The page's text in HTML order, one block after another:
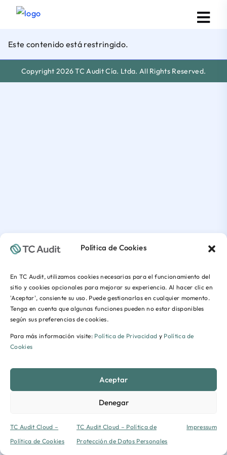
Política de Cookies
En TC Audit, utilizamos cookies necesarias para el funcionamiento del
sitio y cookies opcionales para mejorar su experiencia. Al hacer clic en
'Aceptar', consiente su uso. Puede gestionarlas en cualquier momento.
Tenga en cuenta que algunas funciones pueden no estar disponibles
según sus preferencias de cookies.
Para más información visite: Política de Privacidad y Política de
Cookies
Aceptar
Denegar
TC Audit Cloud –
Política de Cookies
TC Audit Cloud – Política de
Protección de Datos Personales
Impressum
Este contenido está restringido.
Copyright 2026 TC Audit Cía. Ltda. All Rights Reserved.